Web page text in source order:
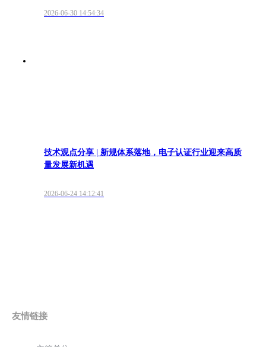
2026-06-30 14:54:34
技术观点分享 | 新规体系落地，电子认证行业迎来高质
量发展新机遇
2026-06-24 14:12:41
友情链接